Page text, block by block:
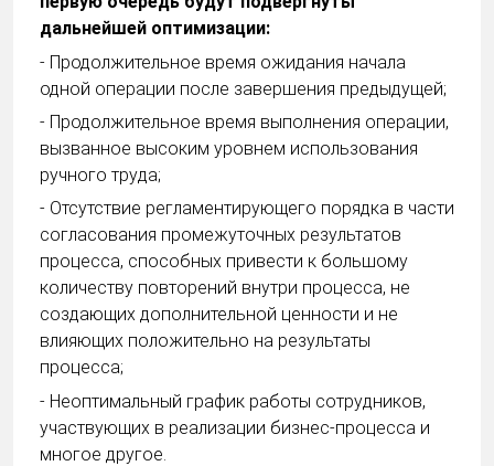
дальнейшей оптимизации:
- Продолжительное время ожидания начала
одной операции после завершения предыдущей;
- Продолжительное время выполнения операции,
вызванное высоким уровнем использования
ручного труда;
- Отсутствие регламентирующего порядка в части
согласования промежуточных результатов
процесса, способных привести к большому
количеству повторений внутри процесса, не
создающих дополнительной ценности и не
влияющих положительно на результаты
процесса;
- Неоптимальный график работы сотрудников,
участвующих в реализации бизнес-процесса и
многое другое.